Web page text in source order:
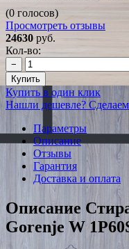
(0 голосов)
Просмотреть отзывы
24630 руб.
Кол-во:
−
Купить
Купить в один клик
Нашли дешевле?
Параметры
Описание
Отзывы
Гарантия
Доставка и оплата
Описание
Gorenje W